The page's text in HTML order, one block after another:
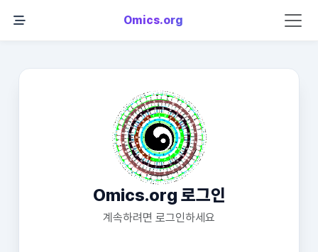
Omics.org
Omics.org 로그인
계속하려면 로그인하세요